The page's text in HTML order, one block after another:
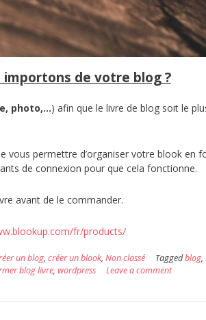
de votre blog ?
photo,…) afin que le livre de blog soit le
vous permettre d’organiser votre blook en
de connexion pour que cela fonctionne.
avant de le commander.
fr/products/
un blog, créer un blook, Non classé Taggedblog,
blog livre, wordpress Leave a comment